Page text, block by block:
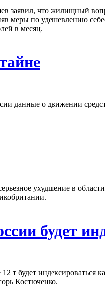
заявил, что жилищный
меры по удешевлению
в месяц.
данные о движении
ухудшение в
будет
т будет
Костюченко.